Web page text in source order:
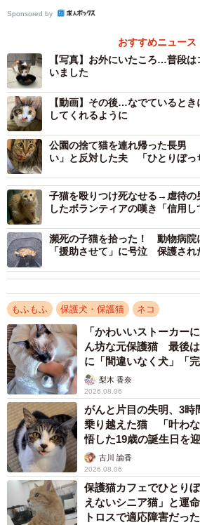
外猫生活の中でかすり傷は負ってい
お迎え後はケージをバスタオルで覆
まではご飯とトイレのお世話以外は
た。
「昼間はじっとしていましたが、夜に
け、何度もケージをこじあけて脱走
むすびちゃんは、高所や狭いところ
い主さんは隣室で2週間ほど、ほぼ寝
手に「名誉の勲章」を作りなが
心の距離を近づけるため、飼い主さん
られることが多い孫の手や革の手袋
ップを試みる。しかし、むすびちゃん
怖がり、威嚇と攻撃を繰り返すのみだ
Sponsored by
おすすめニュース
【写真】お外にいたころ…普段
いました
【動画】その後…なでていると
してくれるように
公園の捨て猫を連れ帰った長男
い」と反対した夫 「ひとりぼっ
子猫を殴りつけ死なせる→虐待
したボランティアの嘆き「信用
瀕死の子猫を拾った！ 動物病院
「援助させて」に号泣 保護され
もふもふ 保護犬・保護猫 ネコ
「かわいいストーカー
ん坊な元保護猫 最後
に「間違いなく犬」「
梨木 香奈
2026.08.06
がんと片目の失明、3時
乗り越えた猫 「叶わ
悟した19歳の誕生日を
古川 諭香
2026.08.06
保護猫カフェでひとり
えないシニア猫」と運
トロスで適応障害だっ